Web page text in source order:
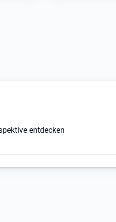
entdecken